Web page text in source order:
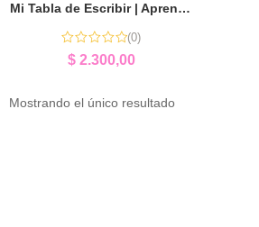
Mi Tabla de Escribir | Aprender Palabras y Escritura Jugando
(0)
$2.300,00
Mostrando el único resultado